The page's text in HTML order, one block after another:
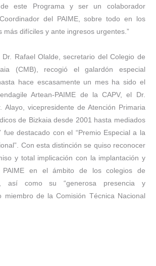
este Programa y ser un colaborador
del PAIME, sobre todo en los
más difíciles y ante ingresos urgentes.”
Dr. Rafael Olalde, secretario del Colegio de
(CMB), recogió el galardón especial
hace escasamente un mes ha sido el
Artean-PAIME de la CAPV, el Dr.
Alayo, vicepresidente de Atención Primaria
de Bizkaia desde 2001 hasta mediados
destacado con el “Premio Especial a la
Con esta distinción se quiso reconocer
y total implicación con la implantación y
PAIME en el ámbito de los colegios de
así como su “generosa presencia y
miembro de la Comisión Técnica Nacional